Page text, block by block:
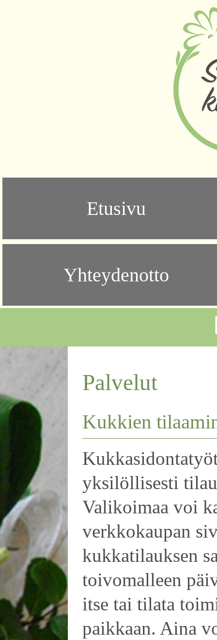
Etusivu
Yhteydenotto
Palvelut
Kukkien
yksilöllisesti
Valikoimaa voi
verkkokaupan
kukkatilauksen
toivomalleen
itse tai tilata
paikkaan. Aina